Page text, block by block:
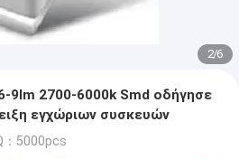
2/6
9lm 2700-6000k Smd οδήγησε
εγχώριων συσκευών
：5000pcs